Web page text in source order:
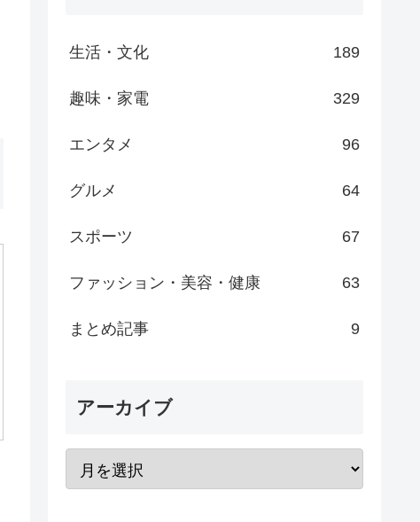
生活・文化 189
趣味・家電 329
エンタメ 96
グルメ 64
スポーツ 67
ファッション・美容・健康 63
まとめ記事 9
アーカイブ